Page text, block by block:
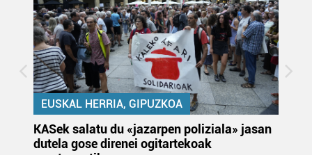
EUSKAL HERRIA, GIPUZKOA
KASek salatu du «jazarpen poliziala» jasan
dutela gose direnei ogitartekoak